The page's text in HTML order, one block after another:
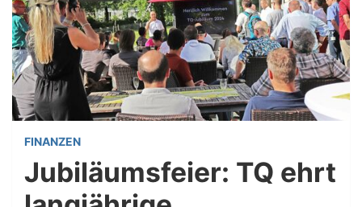
FINANZEN
Jubiläumsfeier: TQ ehrt